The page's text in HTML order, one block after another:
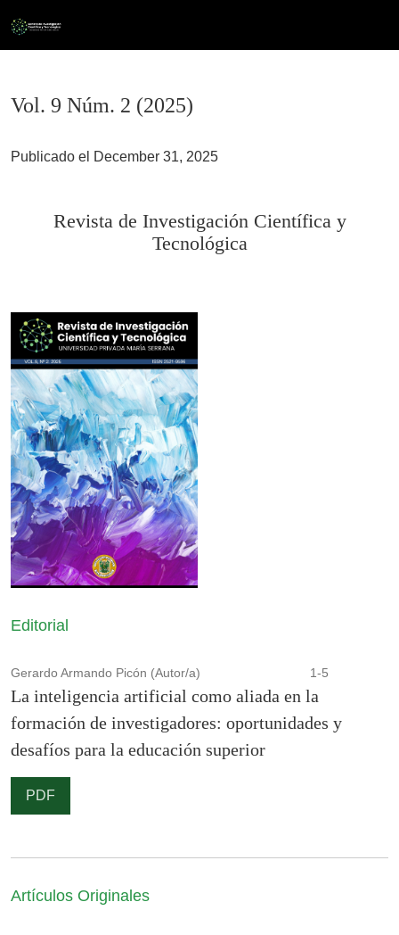
Vol. 9 Núm. 2 (2025)
Publicado el December 31, 2025
Revista de Investigación Científica y
Tecnológica
Editorial
Gerardo Armando Picón (Autor/a) 1-5
La inteligencia artificial como aliada en la
formación de investigadores: oportunidades y
desafíos para la educación superior
PDF
Artículos Originales